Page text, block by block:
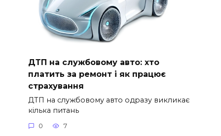
ДТП на службовому авто: хто
платить за ремонт і як працює
страхування
ДТП на службовому авто одразу викликає
кілька питань
0 7